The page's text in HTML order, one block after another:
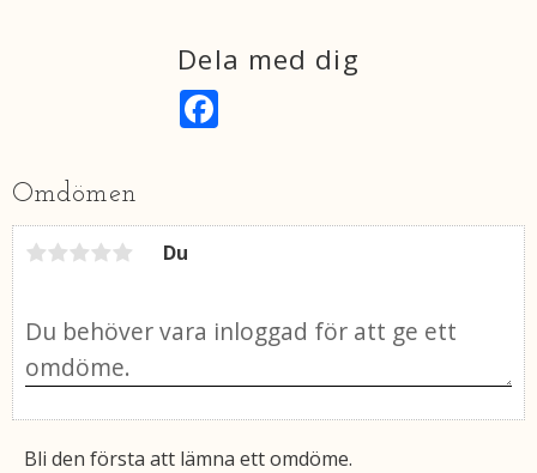
Dela med dig
k
Omdömen
Du
Bli den första att lämna ett omdöme.